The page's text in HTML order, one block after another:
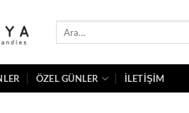
ÖZEL GÜNLER İLETIŞIM